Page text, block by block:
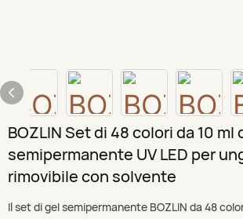
BOZLIN Set di 48 colori da 10 ml
semipermanente UV LED per
rimovibile con solvente
Il set di gel semipermanente BOZLIN da 48